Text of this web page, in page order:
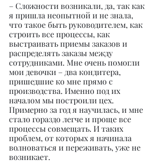
– Сложности возникали, да, так как
я пришла неопытной и не знала,
что такое быть руководителем, как
строить все процессы, как
выстраивать приемы заказов и
распределять заказы между
сотрудниками. Мне очень помогли
мои девочки – два кондитера,
пришедшие ко мне прямо с
производства. Именно под их
началом мы построили цех.
Примерно за год я научилась, и мне
стало гораздо легче и проще все
процессы совмещать. И таких
проблем, от которых я начинала
волноваться и переживать, уже не
возникает.